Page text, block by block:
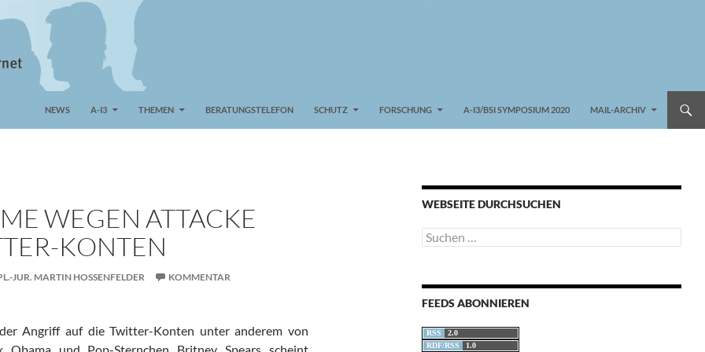
NEWS A-I3 THEMEN BERATUNGSTELEFON SCHUTZ FORSCHUNG A-I3/BSI SYMPOSIUM 2020 MAIL-ARCHIV
WEGEN ATTACKE
KONTEN
JUR. MARTIN HOSSENFELDER
KOMMENTAR
Angriff auf die Twitter-Konten unter anderem von
WEBSEITE DURCHSUCHEN
Suchen
nach:
FEEDS ABONNIEREN
RSS
2.0
RDF/RSS
1.0